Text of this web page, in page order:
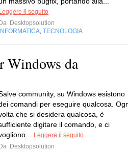
Leggere il seguito
Da Desktopsolution
INFORMATICA TECNOLOGIA
Windows da
community, su Windows esistono
comandi per eseguire qualcosa.
che si desidera qualcosa, è
digitare il comando, e ci
Leggere il seguito
Da Desktopsolution